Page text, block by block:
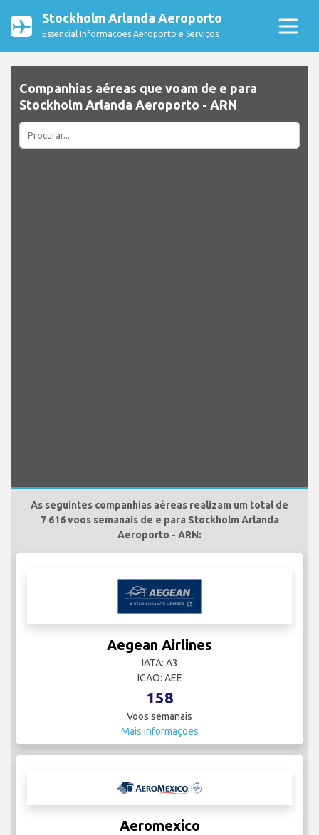
Stockholm Arlanda Aeroporto
Essencial Informações Aeroporto e Serviços
Companhias aéreas que voam de e para
Stockholm Arlanda Aeroporto - ARN
As seguintes companhias aéreas realizam um total de
7 616 voos semanais de e para Stockholm Arlanda
Aeroporto - ARN:
Aegean Airlines
IATA: A3
ICAO: AEE
158
Voos semanais
Mais informações
Aeromexico